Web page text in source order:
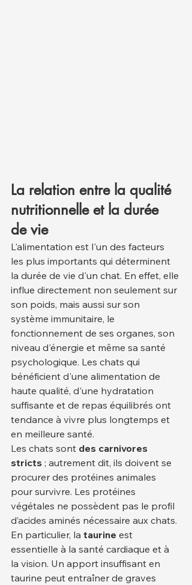
La relation entre la qualité
nutritionnelle et la durée
de vie
L'alimentation est l'un des facteurs
les plus importants qui déterminent
la durée de vie d'un chat. En effet, elle
influe directement non seulement sur
son poids, mais aussi sur son
système immunitaire, le
fonctionnement de ses organes, son
niveau d'énergie et même sa santé
psychologique. Les chats qui
bénéficient d'une alimentation de
haute qualité, d'une hydratation
suffisante et de repas équilibrés ont
tendance à vivre plus longtemps et
en meilleure santé.
Les chats sont des carnivores
stricts ; autrement dit, ils doivent se
procurer des protéines animales
pour survivre. Les protéines
végétales ne possèdent pas le profil
d’acides aminés nécessaire aux chats.
En particulier, la taurine est
essentielle à la santé cardiaque et à
la vision. Un apport insuffisant en
taurine peut entraîner de graves